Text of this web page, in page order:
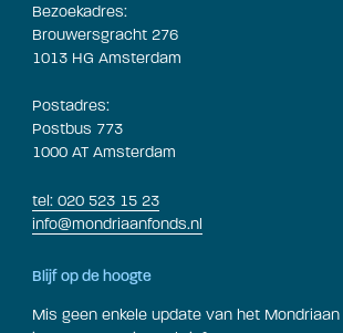
Bezoekadres:
Brouwersgracht 276
1013 HG Amsterdam
Postadres:
Postbus 773
1000 AT Amsterdam
tel: 020 523 15 23
info@mondriaanfonds.nl
Blijf op de hoogte
Mis geen enkele update van het